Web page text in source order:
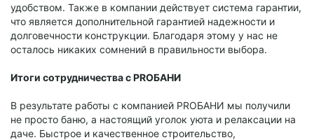
удобством. Также в компании действует система гарантии,
что является дополнительной гарантией надежности и
долговечности конструкции. Благодаря этому у нас не
осталось никаких сомнений в правильности выбора.
Итоги сотрудничества с PROБАНИ
В результате работы с компанией PROБАНИ мы получили
не просто баню, а настоящий уголок уюта и релаксации на
даче. Быстрое и качественное строительство,